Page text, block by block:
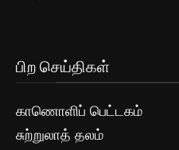
பிற செய்திகள்
காணொளிப் பெட்டகம்
சுற்றுலாத் தலம்